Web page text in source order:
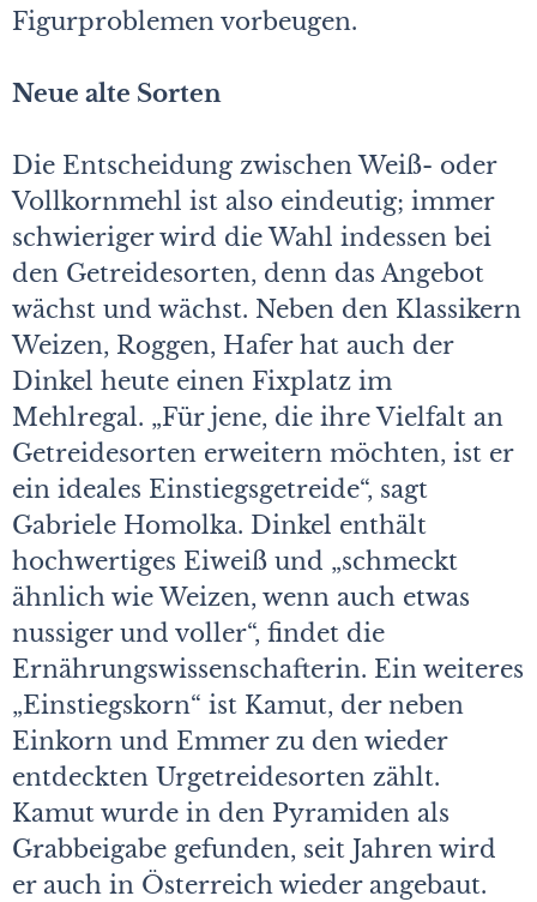
Figurproblemen vorbeugen.
Neue alte Sorten
Die Entscheidung zwischen Weiß- oder
Vollkornmehl ist also eindeutig; immer
schwieriger wird die Wahl indessen bei
den Getreidesorten, denn das Angebot
wächst und wächst. Neben den Klassikern
Weizen, Roggen, Hafer hat auch der
Dinkel heute einen Fixplatz im
Mehlregal. „Für jene, die ihre Vielfalt an
Getreidesorten erweitern möchten, ist er
ein ideales Einstiegsgetreide“, sagt
Gabriele Homolka. Dinkel enthält
hochwertiges Eiweiß und „schmeckt
ähnlich wie Weizen, wenn auch etwas
nussiger und voller“, findet die
Ernährungswissenschafterin. Ein weiteres
„Einstiegskorn“ ist Kamut, der neben
Einkorn und Emmer zu den wieder
entdeckten Urgetreidesorten zählt.
Kamut wurde in den Pyramiden als
Grabbeigabe gefunden, seit Jahren wird
er auch in Österreich wieder angebaut.